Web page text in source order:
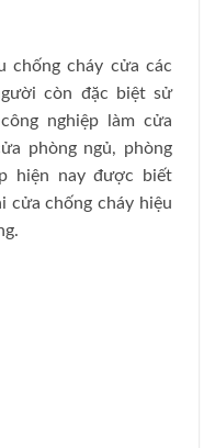
chống cháy cửa các
còn đặc biệt sử
nghiệp làm cửa
phòng ngủ, phòng
hiện nay được biết
cửa chống cháy hiệu